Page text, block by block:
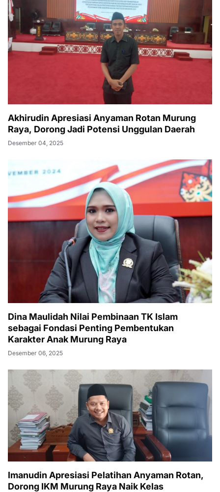
Akhirudin Apresiasi Anyaman Rotan Murung
Raya, Dorong Jadi Potensi Unggulan Daerah
Desember 04, 2025
Dina Maulidah Nilai Pembinaan TK Islam
sebagai Fondasi Penting Pembentukan
Karakter Anak Murung Raya
Desember 06, 2025
Imanudin Apresiasi Pelatihan Anyaman Rotan,
Dorong IKM Murung Raya Naik Kelas